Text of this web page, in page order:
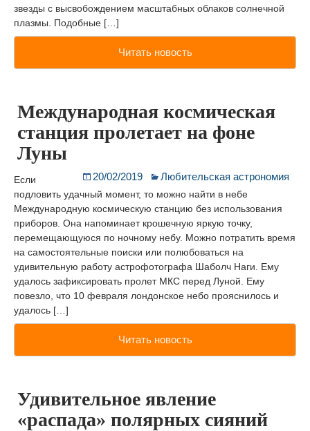
звезды с высвобождением масштабных облаков солнечной
плазмы. Подобные […]
Читать новость
Международная космическая
станция пролетает на фоне
Луны
20/02/2019 Любительская астрономия
Если
подловить удачный момент, то можно найти в небе
Международную космическую станцию без использования
приборов. Она напоминает крошечную яркую точку,
перемещающуюся по ночному небу. Можно потратить время
на самостоятельные поиски или полюбоваться на
удивительную работу астрофотографа Шаболч Наги. Ему
удалось зафиксировать пролет МКС перед Луной. Ему
повезло, что 10 февраля лондонское небо прояснилось и
удалось […]
Читать новость
Удивительное явление
«распада» полярных сияний